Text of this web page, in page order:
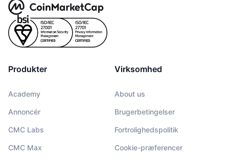
Produkter
Academy
Annoncér
CMC Labs
CMC Max
Virksomhed
About us
Brugerbetingelser
Fortrolighedspolitik
Cookie-præferencer